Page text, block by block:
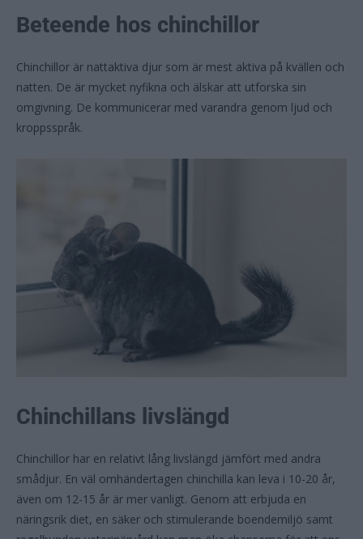
Beteende hos chinchillor
Chinchillor är nattaktiva djur som är mest aktiva på kvällen och
natten. De är mycket nyfikna och älskar att utforska sin
omgivning. De kommunicerar med varandra genom ljud och
kroppsspråk.
Chinchillans livslängd
Chinchillor har en relativt lång livslängd jämfört med andra
smådjur. En väl omhändertagen chinchilla kan leva i 10-20 år,
även om 12-15 år är mer vanligt. Genom att erbjuda en
näringsrik diet, en säker och stimulerande boendemiljö samt